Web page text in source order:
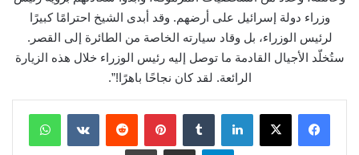
وزراء دولة إسرائيل على أرضهم. وقد أبدى الشيخ احترامًا كبيرًا
لرئيس الوزراء، بل وقاد سيارته الخاصة من الطائرة إلى القصر.
ستُخلّد الأجيال القادمة ما توصل إليه رئيس الوزراء خلال هذه الزيارة
الرائعة. لقد كان نجاحًا باهرًا!”.
لينكدإن بينتيريست
تيلقرام مشاركة عبر البريد طباعة